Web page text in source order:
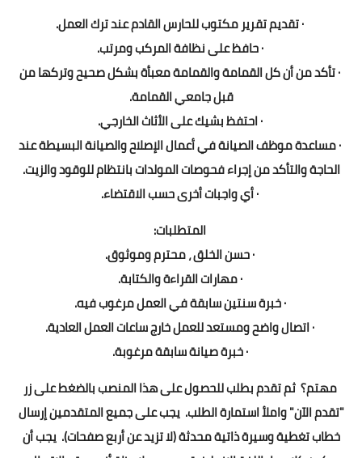
· تقديم تقرير مكتوب للحارس القادم عند ترك العمل.
· حافظ على نظافة المركب ومرتب.
· تأكد من أن كل القمامة والقمامة معبأة بشكل صحيح وتركها من
قبل جامعي القمامة.
· احتفظ بشيك على الأثاث الخارجي.
· مساعدة موظف الصيانة في أعمال الإصلاح والصيانة البسيطة عند
الحاجة والتأكد من إجراء فحوصات المولدات بانتظام للوقود والزيت.
· أي واجبات أخرى حسب الاقتضاء.
المتطلبات:
· حسن الخلق ، محترم وموثوق.
· مهارات القراءة والكتابة.
· خبرة سنتين سابقة في العمل مرغوب فيه.
· اتصال واضح ومستعد للعمل خارج ساعات العمل العادية.
· خبرة صيانة سابقة مرغوبة.
مهتم؟ ثم تقدم بطلب للحصول على هذا المنصب بالضغط على زر
"تقدم الآن" واملأ استمارة الطلب. يجب على جميع المتقدمين إرسال
خطاب تغطية وسيرة ذاتية محدثة (لا تزيد عن أربع صفحات). يجب أن